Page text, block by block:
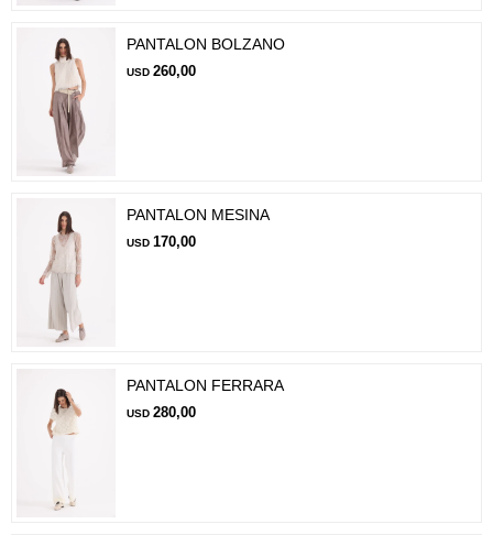
PANTALON BOLZANO
USD 260,00
PANTALON MESINA
USD 170,00
PANTALON FERRARA
USD 280,00